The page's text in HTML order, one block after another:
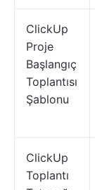
ClickUp
Proje
Başlangıç
Toplantısı
Şablonu
ClickUp
Toplantı